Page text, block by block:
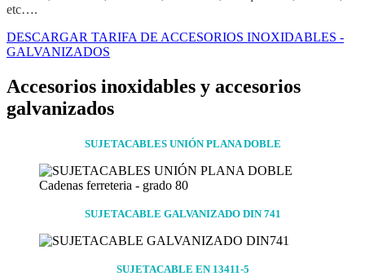
etc….
DESCARGAR TARIFA DE ACCESORIOS INOXIDABLES -
GALVANIZADOS
Accesorios inoxidables y accesorios
galvanizados
SUJETACABLES UNIÓN PLANA DOBLE
SUJETACABLE GALVANIZADO DIN 741
SUJETACABLE EN 13411-5